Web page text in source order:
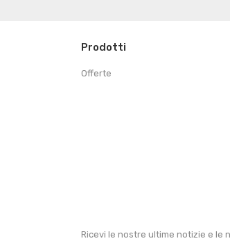
Prodotti
Offerte
Ricevi le nostre ultime notizie e le